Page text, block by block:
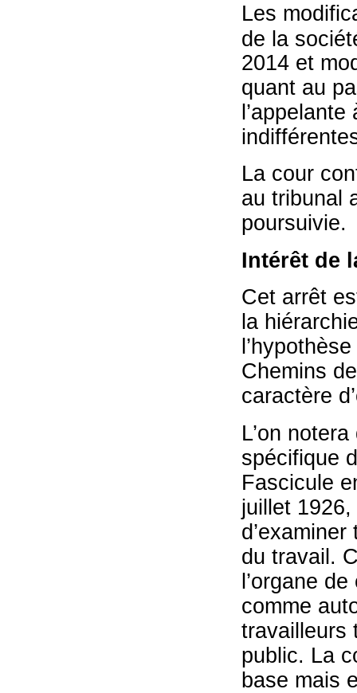
Les
de la
2014 et
quant au
La cour
au tribunal
poursuivie.
Intérêt de
Cet arrêt
la
Chemins
caractère
L’on
spécifique
Fascicule
juillet
du travail.
l’organe
comme
travailleurs
public. La
base mais